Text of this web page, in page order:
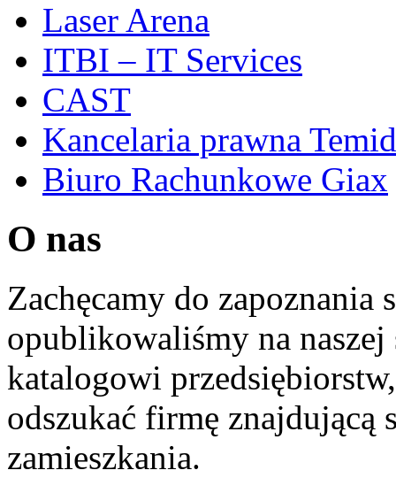
Laser Arena
ITBI – IT Services
CAST
Kancelaria prawna
Biuro Rachunkowe Giax
O nas
Zachęcamy do
opublikowaliśmy na
katalogowi
odszukać firmę znajdującą
zamieszkania.